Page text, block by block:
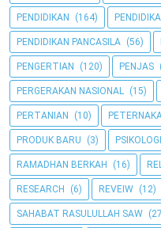
PENDIDIKAN (164)
PENDIDIKAN PANCASILA (56)
PENGERTIAN (120) PENJAS
PERGERAKAN NASIONAL (15)
PERTANIAN (10)
PRODUK BARU (3) PSIKOLOGI
RAMADHAN BERKAH (16)
RESEARCH (6) REVEIW (12)
SAHABAT RASULULLAH SAW